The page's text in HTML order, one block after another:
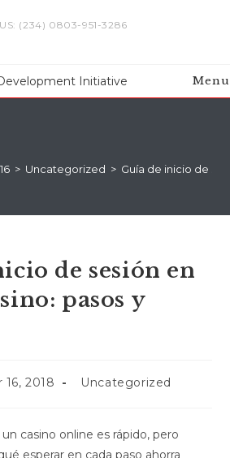
(234) 0803-951-3286
Menu
16 > Uncategorized > Guía de inicio de
de sesión en
pasos y
2018
Post
Uncategorized
casino online es rápido, pero
esperar en cada paso ahorra